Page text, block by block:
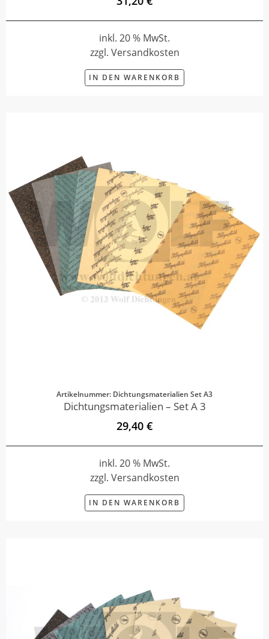
inkl. 20 % MwSt.
zzgl. Versandkosten
IN DEN WARENKORB
Artikelnummer: Dichtungsmaterialien Set A3
Dichtungsmaterialien – Set A 3
29,40 €
inkl. 20 % MwSt.
zzgl. Versandkosten
IN DEN WARENKORB